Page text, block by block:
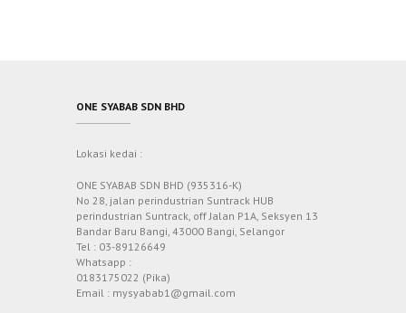
ONE SYABAB SDN BHD
Lokasi kedai :
ONE SYABAB SDN BHD (935316-K)
No 28, jalan perindustrian Suntrack HUB
perindustrian Suntrack, off Jalan P1A, Seksyen 13
Bandar Baru Bangi, 43000 Bangi, Selangor
Tel : 03-89126649
Whatsapp :
0183175022 (Pika)
Email : mysyabab1@gmail.com